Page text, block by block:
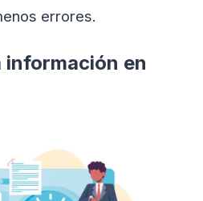
errores.
información en